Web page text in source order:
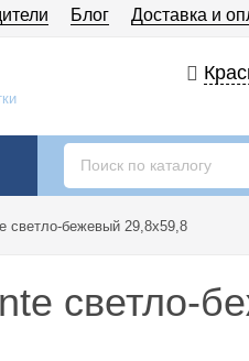
Блог Доставка и
светло-бежевый 29,8x59,8
светло-